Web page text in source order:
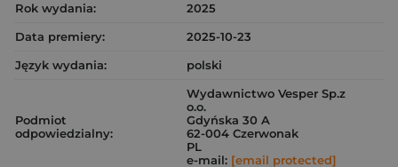
Rok wydania:
2025
Data premiery:
2025-10-23
Język wydania:
polski
Podmiot
odpowiedzialny:
Wydawnictwo Vesper Sp.z
o.o.
Gdyńska 30 A
62-004 Czerwonak
PL
e-mail: [email protected]